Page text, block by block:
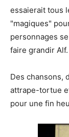
essaierait tous
"magiques"
personnages
faire grandir
Des chansons,
attrape-tortue
pour une fin